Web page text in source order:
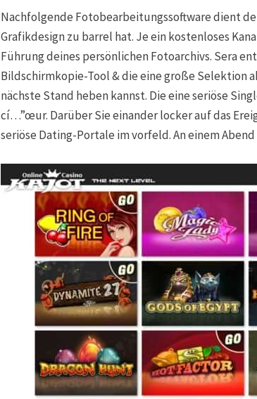
Nachfolgende Fotobearbeitungssoftware dient
Grafikdesign zu barrel hat. Je ein kostenloses
Führung deines persönlichen Fotoarchivs. Sera
Bildschirmkopie-Tool & die eine große Selektion
nächste Stand heben kannst. Die eine seriöse
cí…”œur. Darüber Sie einander locker auf das
seriöse Dating-Portale im vorfeld. An einem